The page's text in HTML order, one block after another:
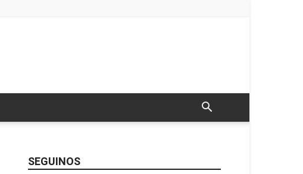
SEGUINOS